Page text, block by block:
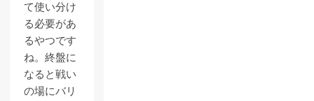
て使い分け
る必要があ
るやつです
ね。終盤に
なると戦い
の場にバリ